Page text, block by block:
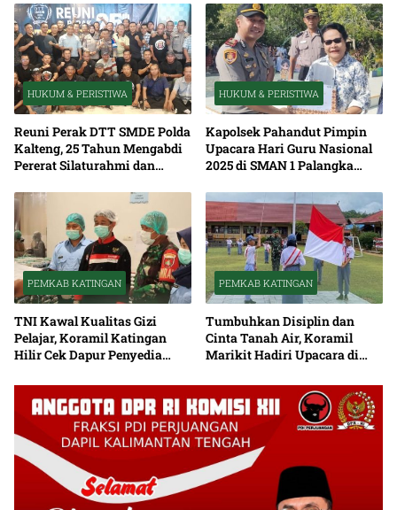
HUKUM & PERISTIWA
Reuni Perak DTT SMDE Polda
Kalteng, 25 Tahun Mengabdi
Pererat Silaturahmi dan
HUKUM & PERISTIWA
Kapolsek Pahandut Pimpin
Upacara Hari Guru Nasional
2025 di SMAN 1 Palangka
dan Bahaya Narkoba
PEMKAB KATINGAN
TNI Kawal Kualitas Gizi
Pelajar, Koramil Katingan
Hilir Cek Dapur Penyedia
PEMKAB KATINGAN
Tumbuhkan Disiplin dan
Cinta Tanah Air, Koramil
Marikit Hadiri Upacara di